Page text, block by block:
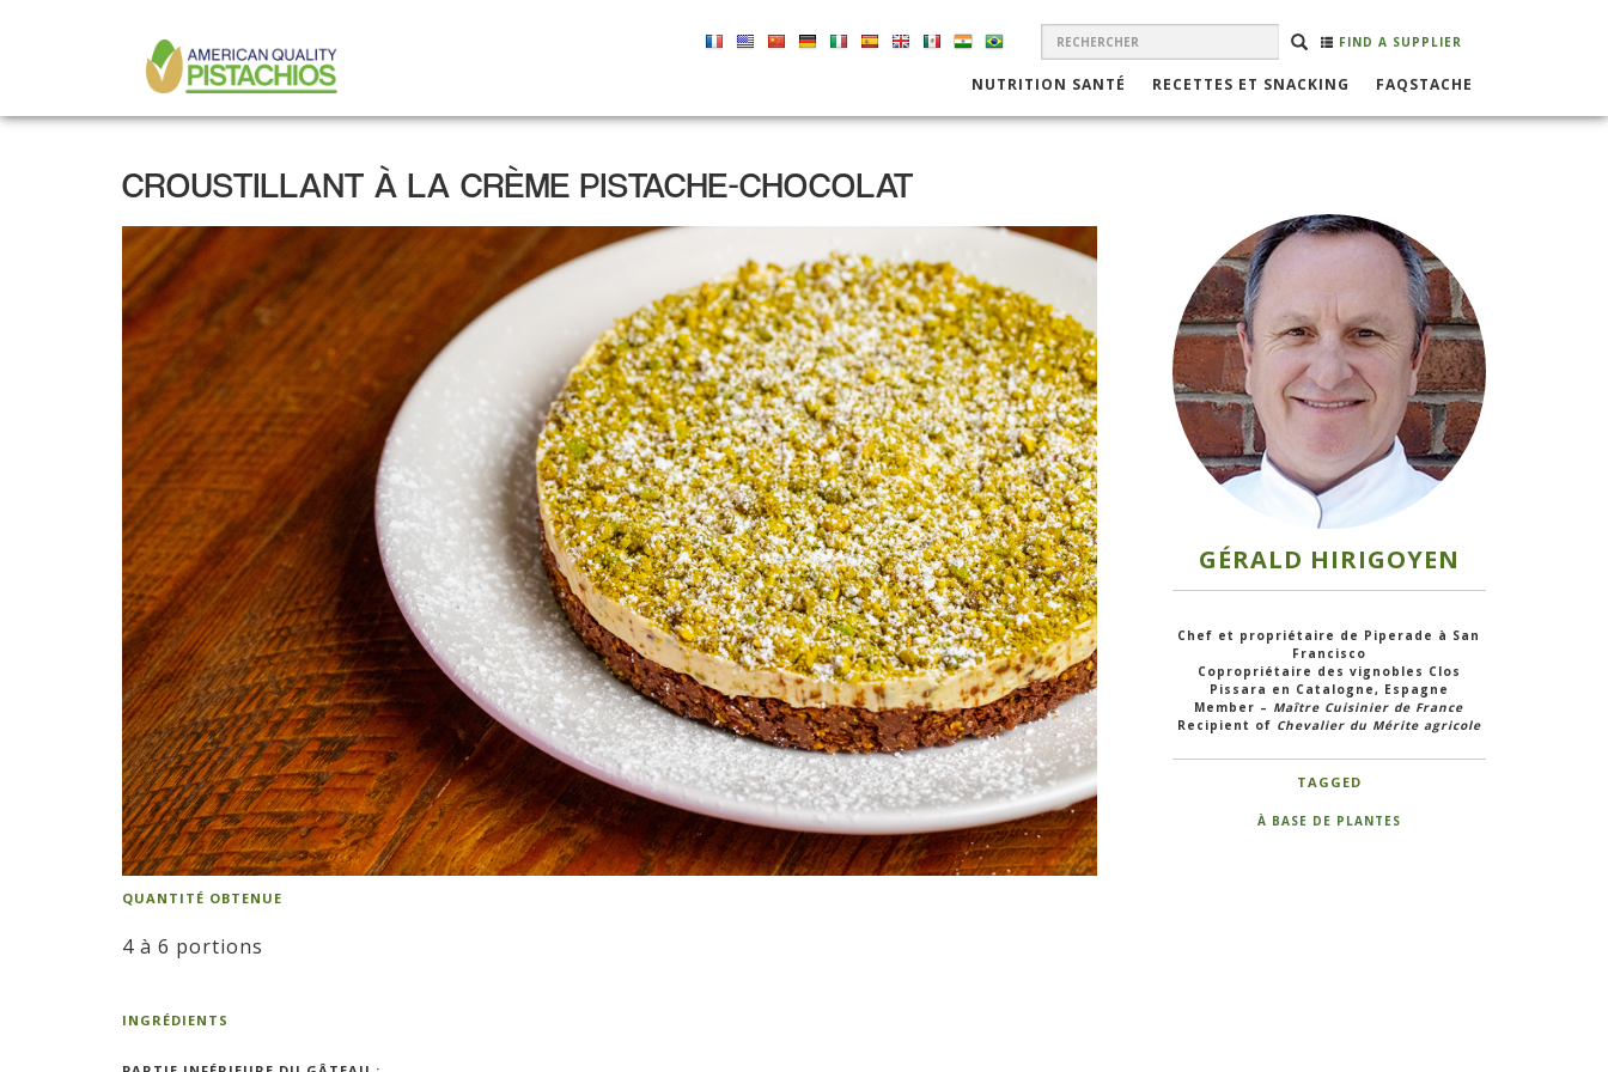
FIND A SUPPLIER
SEARCH
FORM
Rechercher
RECHERCHER
NAVIGATION
NUTRITION SANTÉ RECETTES ET SNACKING FAQSTACHE
CROUSTILLANT À LA CRÈME PISTACHE-CHOCOLAT
QUANTITÉ OBTENUE
4 à 6 portions
INGRÉDIENTS
GÉRALD HIRIGOYEN
Chef et propriétaire de Piperade à San
Francisco
Copropriétaire des vignobles Clos
Pissara en Catalogne, Espagne
Member – Maître Cuisinier de France
Recipient of Chevalier du Mérite agricole
TAGGED
À BASE DE PLANTES